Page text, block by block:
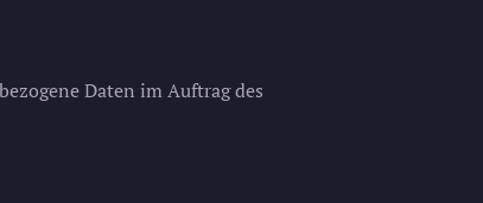
Daten im Auftrag des